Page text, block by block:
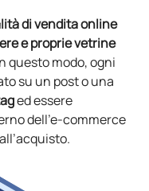
di vendita online
e proprievetrine
questo modo, ogni
su un post o una
ed essere
dell’e-commerce